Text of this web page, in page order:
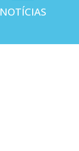
NOTÍCIAS